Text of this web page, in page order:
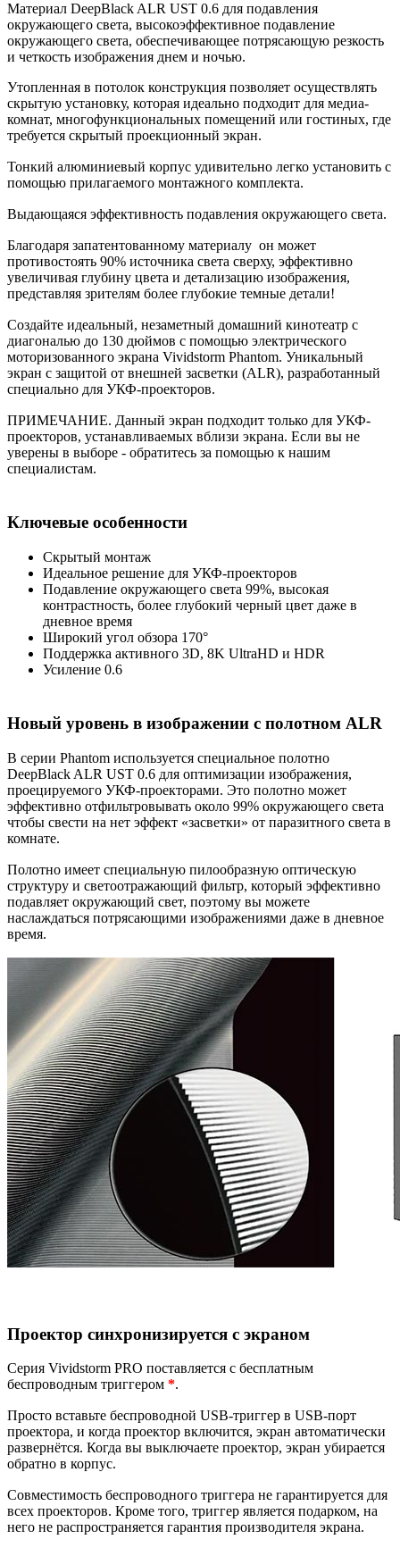
Материал DeepBlack ALR UST 0.6 для подавления
окружающего света, высокоэффективное подавление
окружающего света, обеспечивающее потрясающую резкость
и четкость изображения днем и ночью.
Утопленная в потолок конструкция позволяет осуществлять
скрытую установку, которая идеально подходит для медиа-
комнат, многофункциональных помещений или гостиных, где
требуется скрытый проекционный экран.
Тонкий алюминиевый корпус удивительно легко установить с
помощью прилагаемого монтажного комплекта.
Выдающаяся эффективность подавления окружающего света.
Благодаря запатентованному материалу он может
противостоять 90% источника света сверху, эффективно
увеличивая глубину цвета и детализацию изображения,
представляя зрителям более глубокие темные детали!
Создайте идеальный, незаметный домашний кинотеатр с
диагональю до 130 дюймов с помощью электрического
моторизованного экрана Vividstorm Phantom. Уникальный
экран с защитой от внешней засветки (ALR), разработанный
специально для УКФ-проекторов.
ПРИМЕЧАНИЕ. Данный экран подходит только для УКФ-
проекторов, устанавливаемых вблизи экрана. Если вы не
уверены в выборе - обратитесь за помощью к нашим
специалистам.
Ключевые особенности
Скрытый монтаж
Идеальное решение для УКФ-проекторов
Подавление окружающего света 99%, высокая
контрастность, более глубокий черный цвет даже в
дневное время
Широкий угол обзора 170°
Поддержка активного 3D, 8K UltraHD и HDR
Усиление 0.6
Новый уровень в изображении с полотном ALR
В серии Phantom используется специальное полотно
DeepBlack ALR UST 0.6 для оптимизации изображения,
проецируемого УКФ-проекторами. Это полотно может
эффективно отфильтровывать около 99% окружающего света
чтобы свести на нет эффект «засветки» от паразитного света в
комнате.
Полотно имеет специальную пилообразную оптическую
структуру и светоотражающий фильтр, который эффективно
подавляет окружающий свет, поэтому вы можете
наслаждаться потрясающими изображениями даже в дневное
время.
Проектор синхронизируется с экраном
Серия Vividstorm PRO поставляется с бесплатным
беспроводным триггером *.
Просто вставьте беспроводной USB-триггер в USB-порт
проектора, и когда проектор включится, экран автоматически
развернётся. Когда вы выключаете проектор, экран убирается
обратно в корпус.
Совместимость беспроводного триггера не гарантируется для
всех проекторов. Кроме того, триггер является подарком, на
него не распространяется гарантия производителя экрана.